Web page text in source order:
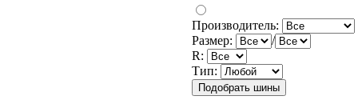
Производитель:
Размер:
/
R:
Тип: